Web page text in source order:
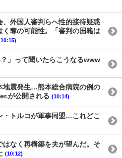
、外国人審判らへ性的接待疑惑
奪の可能性。「審判の国籍は
」って聞いたらこうなるwww
地震発生…熊本総合病院の例の
が公開される (10:14)
・トルコが軍事同盟…これどこ
はなく再構築を夫が望んだ。そ
(10:12)